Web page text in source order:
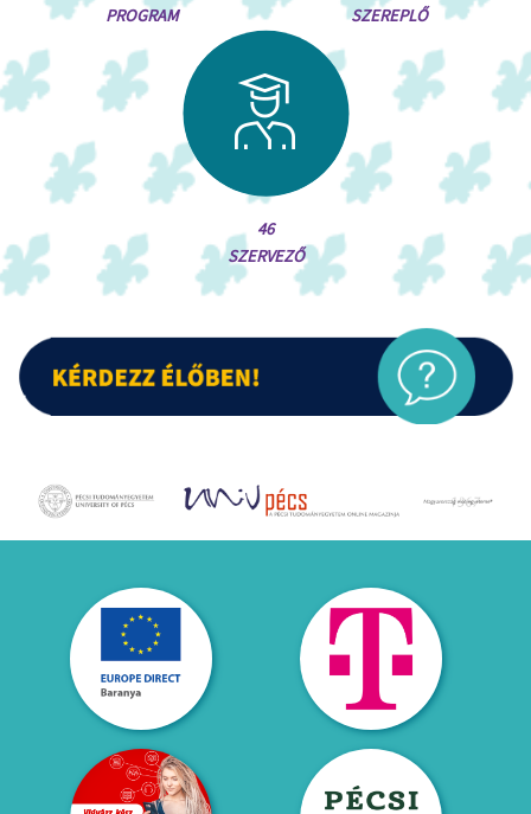
PROGRAM
SZEREPLŐ
46
SZERVEZŐ